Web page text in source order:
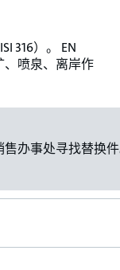
316）。 EN
、喷泉、离岸作
办事处寻找替换